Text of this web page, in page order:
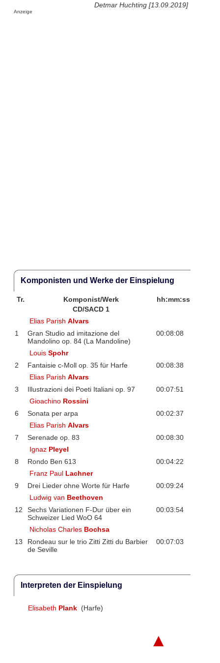
Detmar Huchting [13.09.2019]
Anzeige
Komponisten und Werke der Einspielung
Tr. Komponist/Werk
hh:mm:ss
CD/SACD 1
Elias ParishAlvars
1
Gran Studio ad imitazione del
Mandolino op. 84 (La Mandoline)
00:08:08
LouisSpohr
2
Fantaisie c-Moll op. 35 für Harfe
00:08:38
Elias ParishAlvars
3
Illustrazioni dei Poeti Italiani op. 97
00:07:51
Gioachino Rossini
6
Sonata per arpa
00:02:37
Elias ParishAlvars
7
Serenade op. 83
00:08:30
Ignaz Pleyel
8
Rondo Ben 613
00:04:22
Franz Paul Lachner
9
Drei Lieder ohne Worte für Harfe
00:09:24
Ludwig van Beethoven
12
Sechs Variationen F-Dur über ein
Schweizer Lied WoO 64
00:03:54
Nicholas Charles Bochsa
13
Rondeau sur le trio Zitti Zitti du Barbier
de Seville
00:07:03
Interpreten der Einspielung
Elisabeth Plank (Harfe)
▲